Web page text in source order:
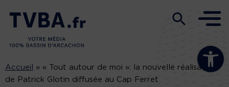
Ouvrir la
Accueil » « Tout autour de moi »: la nouvelle réalisation
de Patrick Glotin diffusée au Cap Ferret